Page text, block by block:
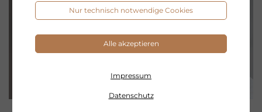
Nur technisch notwendige Cookies
Alle akzeptieren
Impressum
Datenschutz